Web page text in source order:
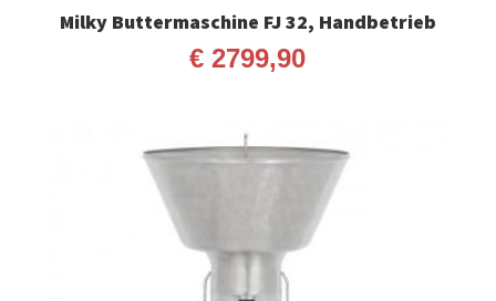
Milky Buttermaschine FJ 32, Handbetrieb
€ 2799,90